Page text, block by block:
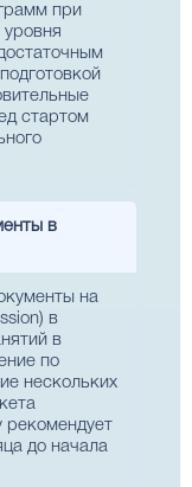
при
уровня
стартом
в
на
в
в
по
нескольких
рекомендует
до начала